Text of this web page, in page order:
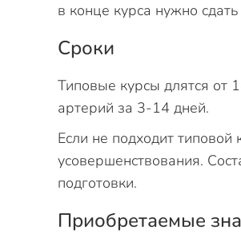
в конце курса нужно
Сроки
Типовые курсы длятся от
артерий за 3-14 дней.
Если не подходит
усовершенствования.
подготовки.
Приобретаемые